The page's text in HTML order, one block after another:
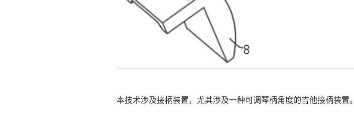
本技术涉及接柄装置，尤其涉及一种可调琴柄角度的吉他接柄装置。